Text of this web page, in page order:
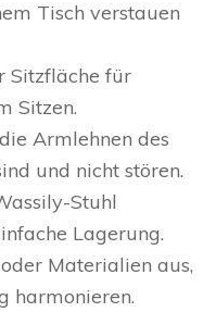
Tisch verstauen
Sitzfläche für
Sitzen.
Armlehnen des
und nicht stören.
Stuhl
Lagerung.
Materialien aus,
harmonieren.